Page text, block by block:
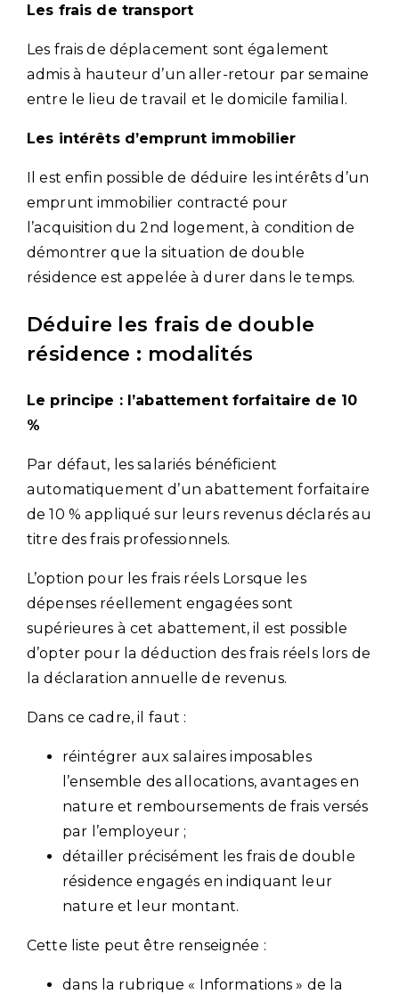
Les frais de transport
Les frais de déplacement sont également
admis à hauteur d’un aller-retour par semaine
entre le lieu de travail et le domicile familial.
Les intérêts d’emprunt immobilier
Il est enfin possible de déduire les intérêts d’un
emprunt immobilier contracté pour
l’acquisition du 2nd logement, à condition de
démontrer que la situation de double
résidence est appelée à durer dans le temps.
Déduire les frais de double
résidence : modalités
Le principe : l’abattement forfaitaire de 10
%
Par défaut, les salariés bénéficient
automatiquement d’un abattement forfaitaire
de 10 % appliqué sur leurs revenus déclarés au
titre des frais professionnels.
L’option pour les frais réels Lorsque les
dépenses réellement engagées sont
supérieures à cet abattement, il est possible
d’opter pour la déduction des frais réels lors de
la déclaration annuelle de revenus.
Dans ce cadre, il faut :
réintégrer aux salaires imposables
l’ensemble des allocations, avantages en
nature et remboursements de frais versés
par l’employeur ;
détailler précisément les frais de double
résidence engagés en indiquant leur
nature et leur montant.
Cette liste peut être renseignée :
dans la rubrique « Informations » de la